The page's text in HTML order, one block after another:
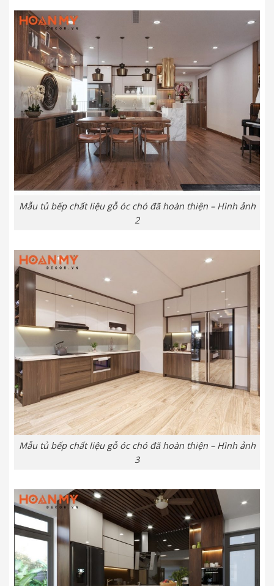
Mẫu tủ bếp chất liệu gỗ óc chó đã hoàn thiện – Hình ảnh
2
Mẫu tủ bếp chất liệu gỗ óc chó đã hoàn thiện – Hình ảnh
3